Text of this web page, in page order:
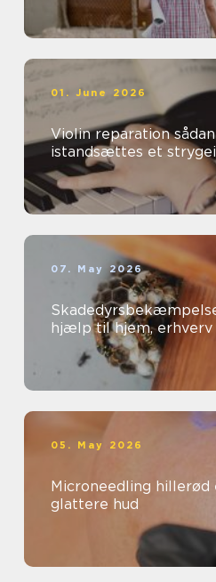
01. June 2026
Violin reparation sådan passes og
istandsættes et
07. May 2026
Skadedyrsbekæmpelse
hjælp til hjem, erhverv
05. May 2026
Microneedling hillerød en skånsom vej til
glattere hud